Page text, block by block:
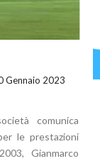
Gennaio 2023
comunica
le prestazioni
Gianmarco